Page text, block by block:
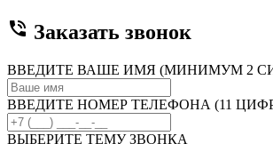
phone_in_talk Заказать звонок
ВВЕДИТЕ ВАШЕ ИМЯ (МИНИМУМ 2
ВВЕДИТЕ НОМЕР ТЕЛЕФОНА (11
ВЫБЕРИТЕ ТЕМУ ЗВОНКА